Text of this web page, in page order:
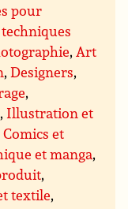
pour
,Art
,Designers,
,
, Illustration et
Comics et
et manga,
,
textile,